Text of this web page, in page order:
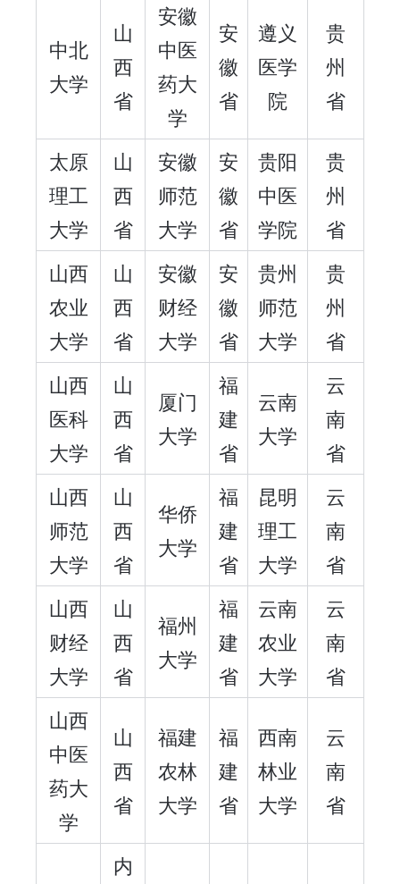
中北
大学
山
西
省
安徽
中医
药大
学
安
徽
省
遵义
医学
院
贵
州
省
太原
理工
大学
山
西
省
安徽
师范
大学
安
徽
省
贵阳
中医
学院
贵
州
省
山西
农业
大学
山
西
省
安徽
财经
大学
安
徽
省
贵州
师范
大学
贵
州
省
山西
医科
大学
山
西
省
厦门
大学
福
建
省
云南
大学
云
南
省
山西
师范
大学
山
西
省
华侨
大学
福
建
省
昆明
理工
大学
云
南
省
山西
财经
大学
山
西
省
福州
大学
福
建
省
云南
农业
大学
云
南
省
山西
中医
药大
学
山
西
省
福建
农林
大学
福
建
省
西南
林业
大学
云
南
省
内